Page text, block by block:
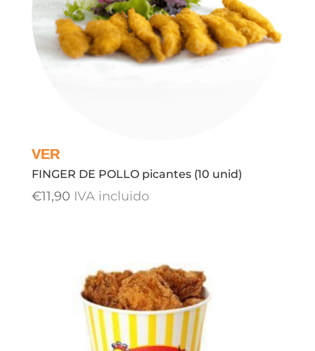
FINGER DE POLLO picantes (10 unid)
€11,90 IVA incluido